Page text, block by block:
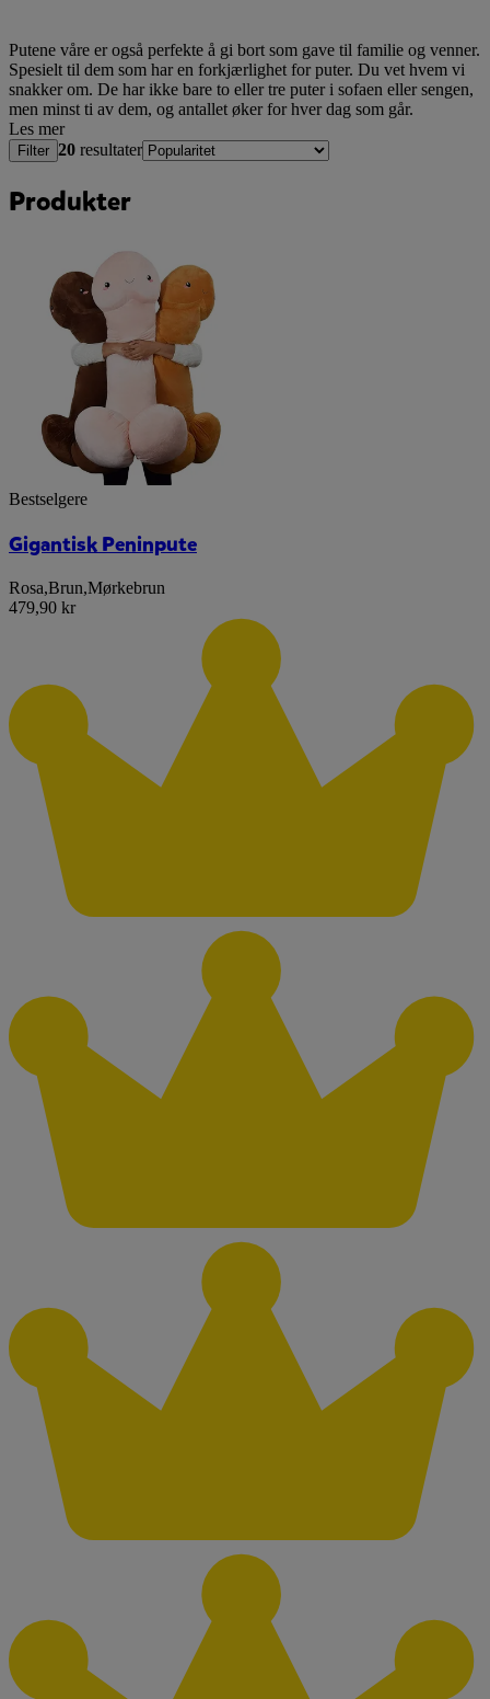
Putene våre er også perfekte å gi bort som gave til familie og venner.
Spesielt til dem som har en forkjærlighet for puter. Du vet hvem vi
snakker om. De har ikke bare to eller tre puter i sofaen eller sengen,
men minst ti av dem, og antallet øker for hver dag som går.
Les mer
Filter 20 resultater
Produkter
Bestselgere
Gigantisk Peninpute
Rosa,Brun,Mørkebrun
479,90 kr